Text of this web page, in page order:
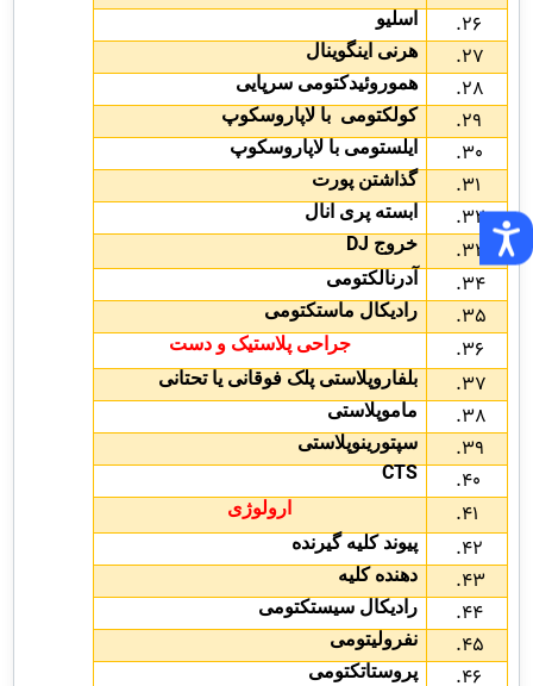
اسلیو
هرنی اینگوینال
هموروئیدکتومی سرپایی
کولکتومی با لاپاروسکوپ
ایلستومی با لاپاروسکوپ
گذاشتن پورت
ابسته پری انال
خروج DJ
آدرنالکتومی
رادیکال ماستکتومی
جراحی پلاستیک و دست
بلفاروپلاستی پلک فوقانی یا تحتانی
ماموپلاستی
سپتورینوپلاستی
CTS
ارولوژی
پیوند کلیه گیرنده
دهنده کلیه
رادیکال سیستکتومی
نفرولیتومی
پروستاتکتومی